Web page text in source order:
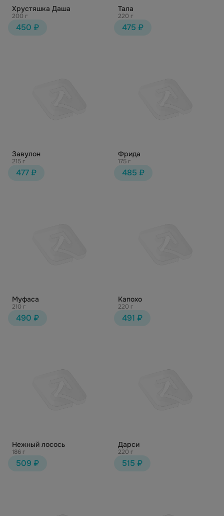
Хрустяшка Даша
200 г
450 ₽
Тала
220 г
475 ₽
Завулон
215 г
477 ₽
Фрида
175 г
485 ₽
Муфаса
210 г
490 ₽
Капохо
220 г
491 ₽
Нежный лосось
186 г
509 ₽
Дарси
220 г
515 ₽